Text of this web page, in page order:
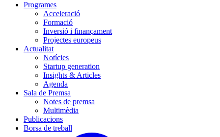
Programes
Acceleració
Formació
Inversió i finançament
Projectes europeus
Actualitat
Notícies
Startup generation
Insights & Articles
Agenda
Sala de Premsa
Notes de premsa
Multimèdia
Publicacions
Borsa de treball